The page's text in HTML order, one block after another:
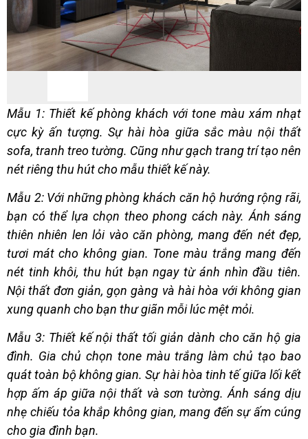
Mẫu 1: Thiết kế phòng khách với tone màu xám nhạt
cực kỳ ấn tượng. Sự hài hòa giữa sắc màu nội thất
sofa, tranh treo tường. Cũng như gạch trang trí tạo nên
nét riêng thu hút cho mẫu thiết kế này.
Mẫu 2: Với những phòng khách căn hộ hướng rộng rãi,
bạn có thể lựa chọn theo phong cách này. Ánh sáng
thiên nhiên len lỏi vào căn phòng, mang đến nét đẹp,
tươi mát cho không gian. Tone màu trắng mang đến
nét tinh khôi, thu hút bạn ngay từ ánh nhìn đầu tiên.
Nội thất đơn giản, gọn gàng và hài hòa với không gian
xung quanh cho bạn thư giãn mỗi lúc mệt mỏi.
Mẫu 3: Thiết kế nội thất tối giản dành cho căn hộ gia
đình. Gia chủ chọn tone màu trắng làm chủ tạo bao
quát toàn bộ không gian. Sự hài hòa tinh tế giữa lối kết
hợp ấm áp giữa nội thất và sơn tường. Ánh sáng dịu
nhẹ chiếu tỏa khắp không gian, mang đến sự ấm cúng
cho gia đình bạn.